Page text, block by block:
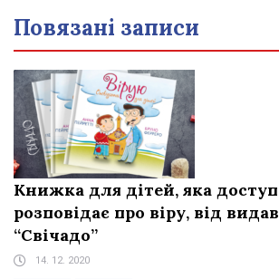
Повязані записи
Книжка для дітей, яка
розповідає про віру, від
“Свічадо”
14. 12. 2020